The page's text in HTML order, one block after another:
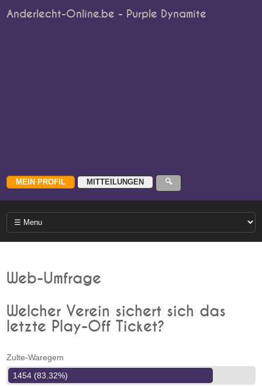
Anderlecht-Online.be - Purple Dynamite
Web-Umfrage
Welcher Verein sichert sich das
letzte Play-Off Ticket?
Zulte-Waregem
1454 (83.32%)